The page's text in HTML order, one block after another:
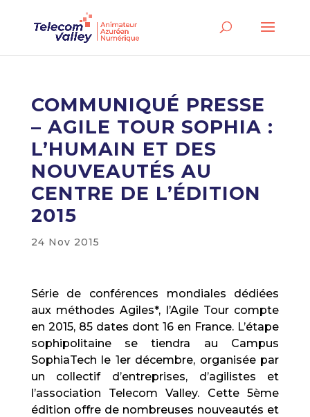
COMMUNIQUÉ PRESSE
– AGILE TOUR SOPHIA :
L’HUMAIN ET DES
NOUVEAUTÉS AU
CENTRE DE L’ÉDITION
2015
24 Nov 2015
Série de conférences mondiales dédiées
aux méthodes Agiles*, l’Agile Tour compte
en 2015, 85 dates dont 16 en France. L’étape
sophipolitaine se tiendra au Campus
SophiaTech le 1er décembre, organisée par
un collectif d’entreprises, d’agilistes et
l’association Telecom Valley. Cette 5ème
édition offre de nombreuses nouveautés et